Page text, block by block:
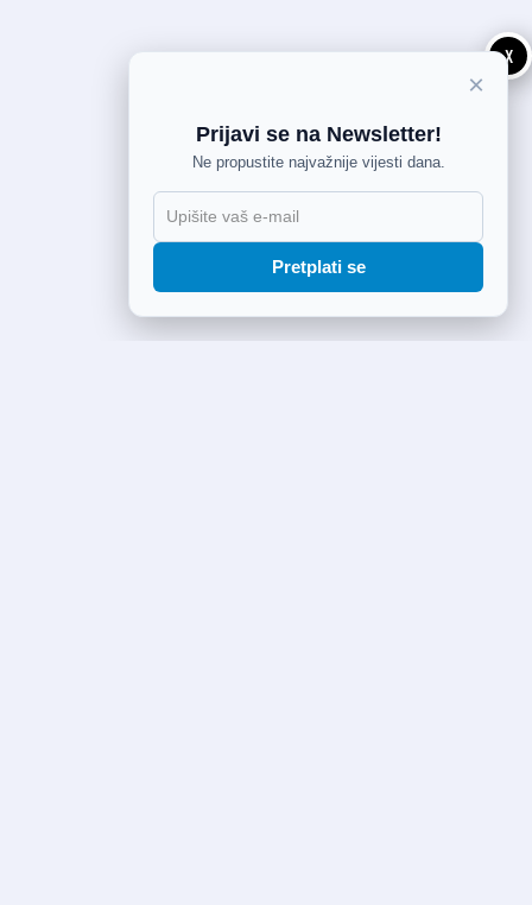
X
×
Prijavi se na Newsletter!
Ne propustite najvažnije vijesti dana.
Pretplati se